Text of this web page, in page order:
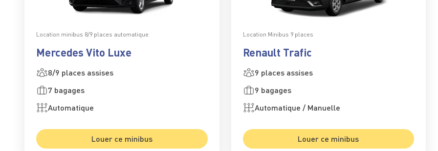
Location minibus 8/9 places automatique
Mercedes Vito Luxe
8/9 places assises
7 bagages
Automatique
Louer ce minibus
Location Minibus 9 places
Renault Trafic
9 places assises
9 bagages
Automatique / Manuelle
Louer ce minibus